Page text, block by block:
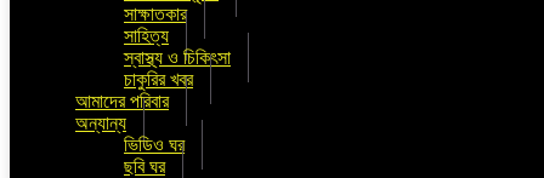
সাক্ষাতকার
সাহিত্য
স্বাস্থ্য ও চিকিৎসা
চাকুরির খবর
আমাদের পরিবার
অন্যান্য
ভিডিও ঘর
ছবি ঘর